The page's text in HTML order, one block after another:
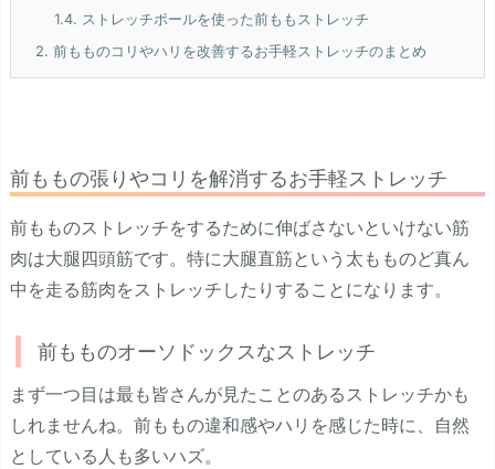
1.4. ストレッチポールを使った前ももストレッチ
2. 前もものコリやハリを改善するお手軽ストレッチのまとめ
前ももの張りやコリを解消するお手軽ストレッチ
前もものストレッチをするために伸ばさないといけない筋
肉は大腿四頭筋です。特に大腿直筋という太もものど真ん
中を走る筋肉をストレッチしたりすることになります。
前もものオーソドックスなストレッチ
まず一つ目は最も皆さんが見たことのあるストレッチかも
しれませんね。前ももの違和感やハリを感じた時に、自然
としている人も多いハズ。